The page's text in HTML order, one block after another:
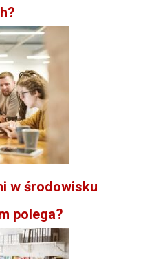
w środowisku
polega?